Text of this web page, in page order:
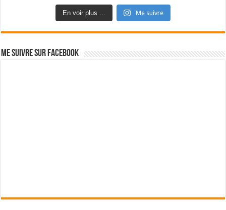
En voir plus ... Me suivre
Me suivre sur Facebook